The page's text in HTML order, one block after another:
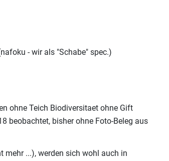
- wir als "Schabe" spec.)
beobachtet, bisher ohne Foto-Beleg aus
mehr ...), werden sich wohl auch in